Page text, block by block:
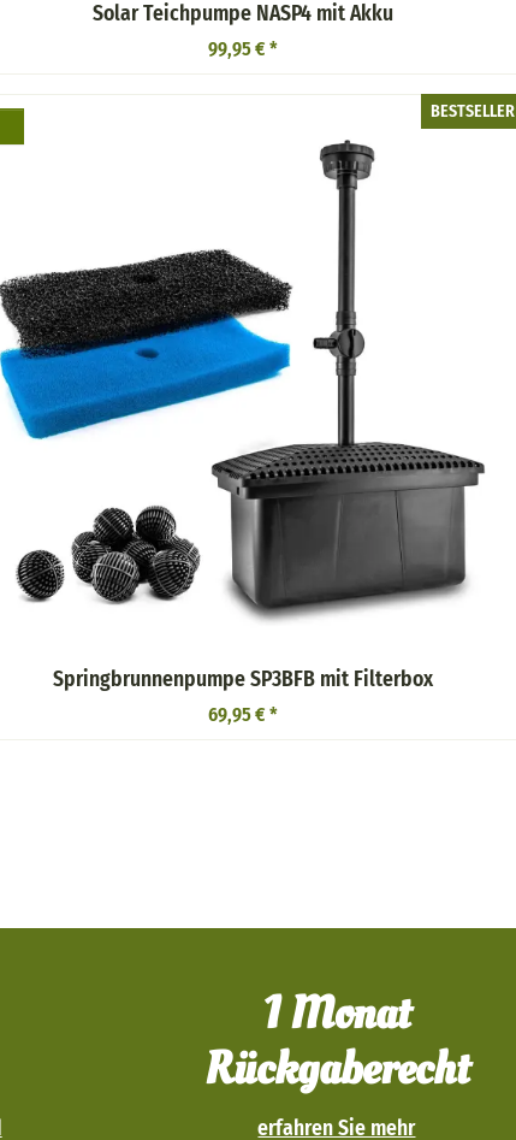
Solar Teichpumpe NASP4 mit Akku
99,95 € *
BESTSELLER
Springbrunnenpumpe SP3BFB mit Filterbox
69,95 € *
1 Monat
Rückgaberecht
erfahren Sie mehr